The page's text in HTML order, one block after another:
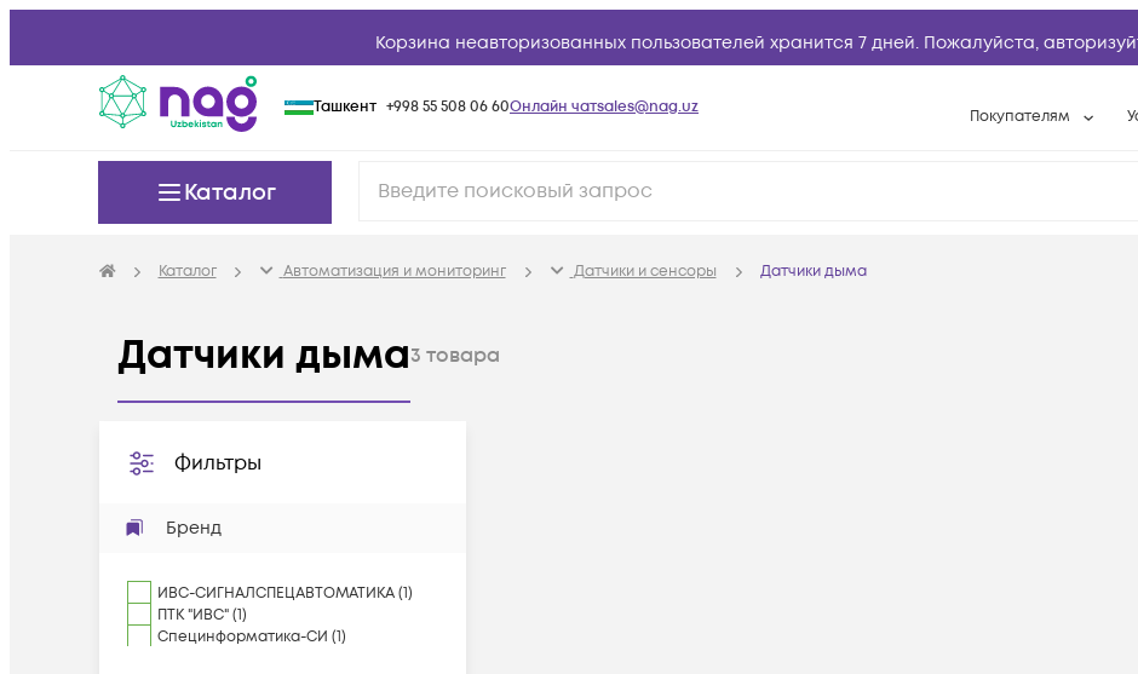
Корзина неавторизованных пользователей хранится 7 дней. Пожалуйста,
Ташкент +998 55 508 06 60Онлайн чатsales@nag.uz Покупателям
Каталог
Каталог Автоматизация и мониторинг Датчики и сенсоры Датчики дыма
Датчики дыма3 товара
Фильтры
Бренд
ИВС-СИГНАЛСПЕЦАВТОМАТИКА(1)
ПТК "ИВС"(1)
Специнформатика-СИ (1)